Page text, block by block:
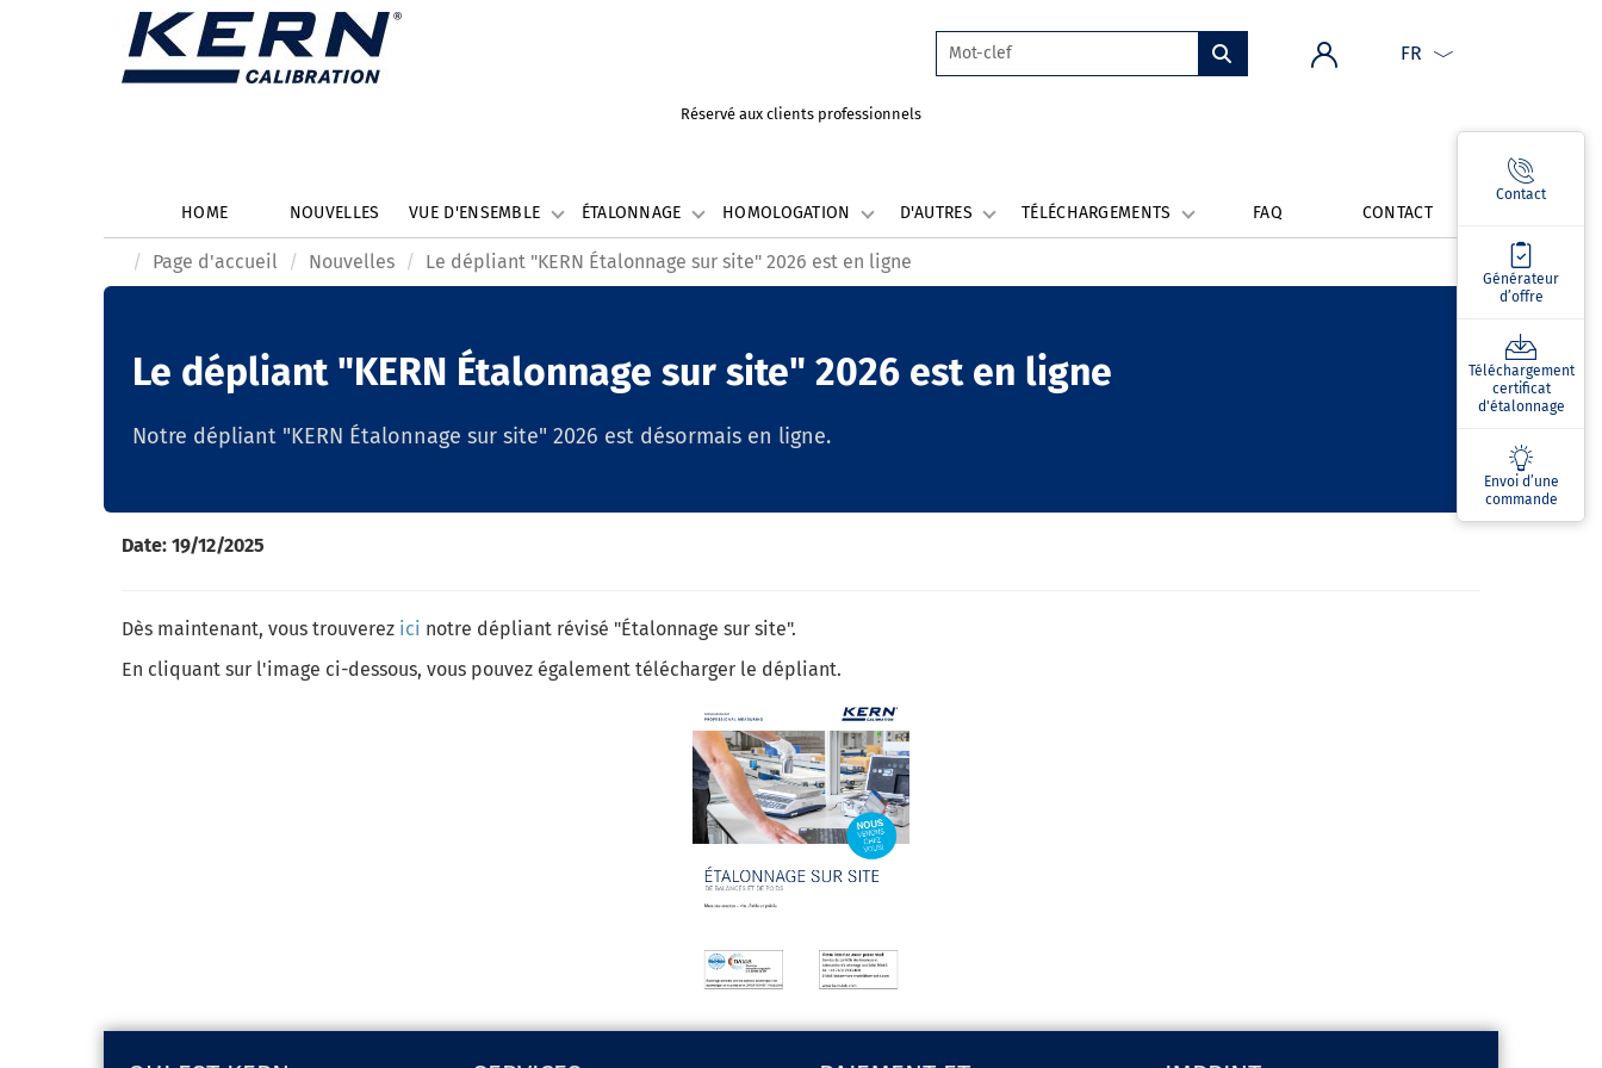
FR
Réservé aux clients professionnels
Contact
Générateur
d’offre
Téléchargement
certificat
d'étalonnage
Envoi d’une
commande
HOME NOUVELLES VUE D'ENSEMBLE ÉTALONNAGE HOMOLOGATION D'AUTRES TÉLÉCHARGEMENTS FAQ CONTACT
Page d'accueil Nouvelles Le dépliant "KERN Étalonnage sur site" 2026 est en ligne
Le dépliant "KERN Étalonnage sur site" 2026 est en ligne
Notre dépliant "KERN Étalonnage sur site" 2026 est désormais en ligne.
Date: 19/12/2025
Dès maintenant, vous trouverez ici notre dépliant révisé "Étalonnage sur site".
En cliquant sur l'image ci-dessous, vous pouvez également télécharger le dépliant.